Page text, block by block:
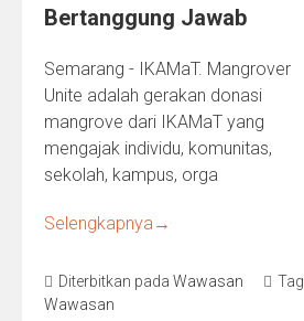
Bertanggung Jawab
Semarang - IKAMaT. Mangrover
Unite adalah gerakan donasi
mangrove dari IKAMaT yang
mengajak individu, komunitas,
sekolah, kampus, orga
Selengkapnya →
Diterbitkan pada Wawasan
Tag
Wawasan